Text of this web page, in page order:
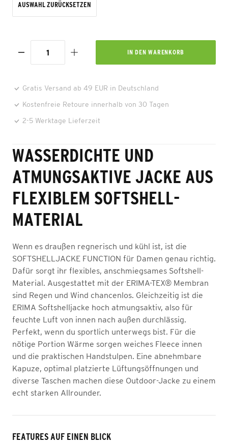
AUSWAHL ZURÜCKSETZEN
IN DEN WARENKORB
Gratis Versand ab 49 EUR in Deutschland
Kostenfreie Retoure innerhalb von 30 Tagen
2-5 Werktage Lieferzeit
WASSERDICHTE UND
ATMUNGSAKTIVE JACKE AUS
FLEXIBLEM SOFTSHELL-
MATERIAL
Wenn es draußen regnerisch und kühl ist, ist die
SOFTSHELLJACKE FUNCTION für Damen genau richtig.
Dafür sorgt ihr flexibles, anschmiegsames Softshell-
Material. Ausgestattet mit der ERIMA-TEX® Membran
sind Regen und Wind chancenlos. Gleichzeitig ist die
ERIMA Softshelljacke hoch atmungsaktiv, also für
feuchte Luft von innen nach außen durchlässig.
Perfekt, wenn du sportlich unterwegs bist. Für die
nötige Portion Wärme sorgen weiches Fleece innen
und die praktischen Handstulpen. Eine abnehmbare
Kapuze, optimal platzierte Lüftungsöffnungen und
diverse Taschen machen diese Outdoor-Jacke zu einem
echt starken Allrounder.
FEATURES AUF EINEN BLICK